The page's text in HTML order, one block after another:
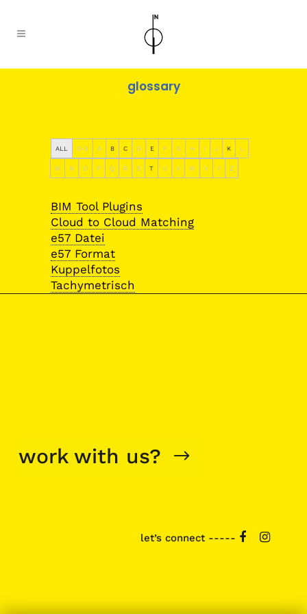
glossary
ALL 0-9 A B C D E F G H I J K L
M N O P Q R S T U V W X Y Z
BIM Tool Plugins
Cloud to Cloud Matching
e57 Datei
e57 Format
Kuppelfotos
Tachymetrisch
work with us?
let’s connect -----